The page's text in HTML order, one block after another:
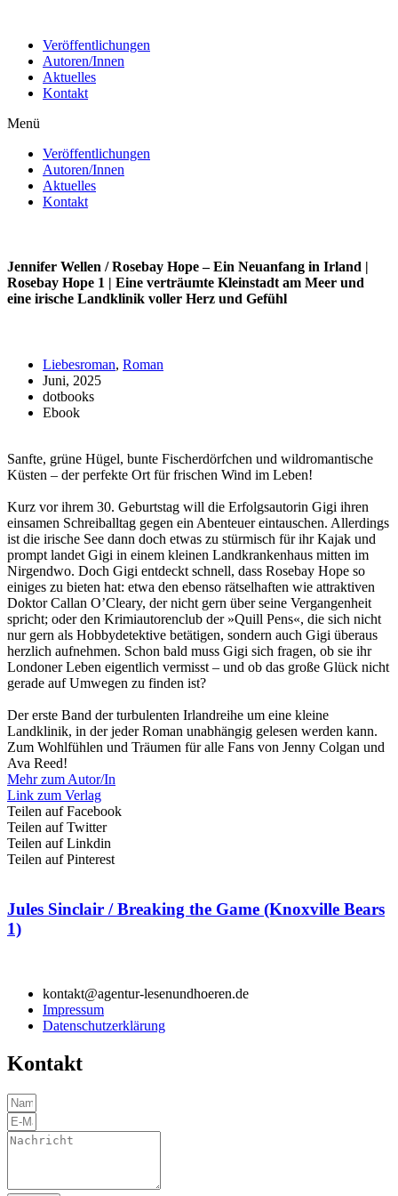
wechselnVeröffentlichungen
Autoren/Innen
Aktuelles
Kontakt
Menü
Veröffentlichungen
Autoren/Innen
Aktuelles
Kontakt
Jennifer Wellen / Rosebay Hope – Ein Neuanfang in Irland |
Rosebay Hope 1 | Eine verträumte Kleinstadt am Meer und
eine irische Landklinik voller Herz und Gefühl
Liebesroman, Roman
Juni, 2025
dotbooks
Ebook
Sanfte, grüne Hügel, bunte Fischerdörfchen und wildromantische
Küsten – der perfekte Ort für frischen Wind im Leben!
Kurz vor ihrem 30. Geburtstag will die Erfolgsautorin Gigi ihren
einsamen Schreiballtag gegen ein Abenteuer eintauschen. Allerdings
ist die irische See dann doch etwas zu stürmisch für ihr Kajak und
prompt landet Gigi in einem kleinen Landkrankenhaus mitten im
Nirgendwo. Doch Gigi entdeckt schnell, dass Rosebay Hope so
einiges zu bieten hat: etwa den ebenso rätselhaften wie attraktiven
Doktor Callan O’Cleary, der nicht gern über seine Vergangenheit
spricht; oder den Krimiautorenclub der »Quill Pens«, die sich nicht
nur gern als Hobbydetektive betätigen, sondern auch Gigi überaus
herzlich aufnehmen. Schon bald muss Gigi sich fragen, ob sie ihr
Londoner Leben eigentlich vermisst – und ob das große Glück nicht
gerade auf Umwegen zu finden ist?
Der erste Band der turbulenten Irlandreihe um eine kleine
Landklinik, in der jeder Roman unabhängig gelesen werden kann.
Zum Wohlfühlen und Träumen für alle Fans von Jenny Colgan und
Ava Reed!
Mehr zum Autor/In
Link zum Verlag
Teilen auf Facebook
Teilen auf Twitter
Teilen auf Linkdin
Teilen auf Pinterest
Jules Sinclair / Breaking the Game (Knoxville Bears
1)
kontakt@agentur-lesenundhoeren.de
Impressum
Datenschutzerklärung
Kontakt